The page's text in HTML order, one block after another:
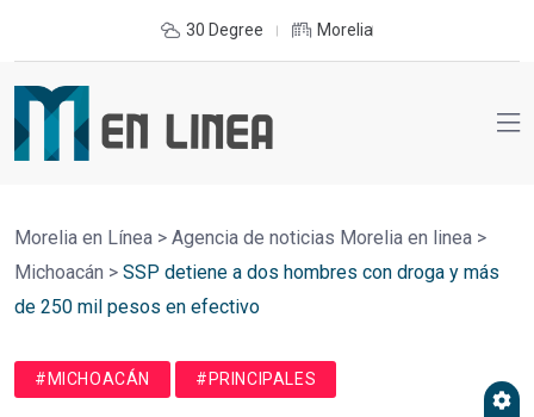
30 Degree Morelia
Morelia en Línea > Agencia de noticias Morelia en linea >
Michoacán > SSP detiene a dos hombres con droga y más
de 250 mil pesos en efectivo
#MICHOACÁN #PRINCIPALES